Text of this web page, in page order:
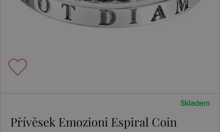
Skladem
Přívěsek Emozioni Espiral Coin